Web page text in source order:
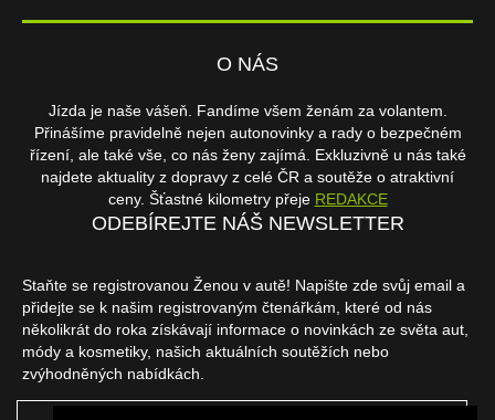
O NÁS
Jízda je naše vášeň. Fandíme všem ženám za volantem.
Přinášíme pravidelně nejen autonovinky a rady o bezpečném
řízení, ale také vše, co nás ženy zajímá. Exkluzivně u nás také
najdete aktuality z dopravy z celé ČR a soutěže o atraktivní
ceny. Šťastné kilometry přeje REDAKCE
ODEBÍREJTE NÁŠ NEWSLETTER
Staňte se registrovanou Ženou v autě! Napište zde svůj email a
přidejte se k našim registrovaným čtenářkám, které od nás
několikrát do roka získávají informace o novinkách ze světa aut,
módy a kosmetiky, našich aktuálních soutěžích nebo
zvýhodněných nabídkách.